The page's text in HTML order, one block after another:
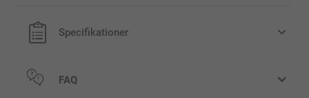
Specifikationer
FAQ